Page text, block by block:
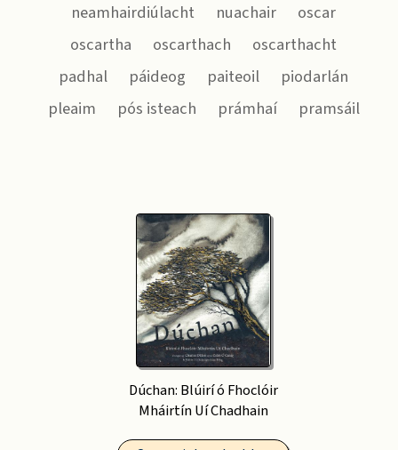
neamhairdiúlacht
nuachair
oscar
oscartha
oscarthach
oscarthacht
padhal
páideog paiteoil
piodarlán
pleaim
pós isteach prámhaí pramsáil
Dúchan: Blúirí ó Fhoclóir
Mháirtín Uí Chadhain